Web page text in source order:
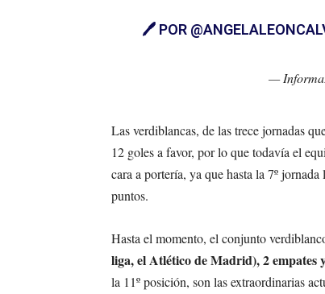
🖊 POR
—
Las verdiblancas, de las trece jornadas
12 goles a favor, por lo que todavía el
cara a portería, ya que hasta la 7º
puntos.
Hasta el momento, el conjunto
liga, el Atlético de Madrid), 2 empates
la 11º posición, son las extraordinarias